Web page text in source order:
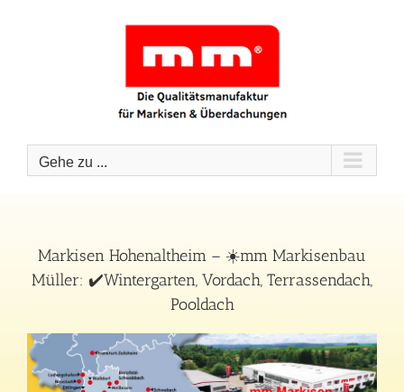
Gehe zu ...
Markisen Hohenaltheim – ☀️mm Markisenbau
Müller: ✔️Wintergarten, Vordach, Terrassendach,
Pooldach